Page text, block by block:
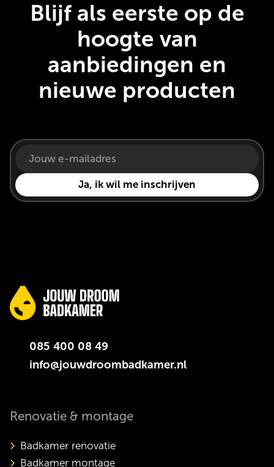
Blijf als eerste op de
hoogte van
aanbiedingen en
nieuwe producten
085 400 08 49
info@jouwdroombadkamer.nl
Renovatie & montage
Badkamer renovatie
Badkamer montage